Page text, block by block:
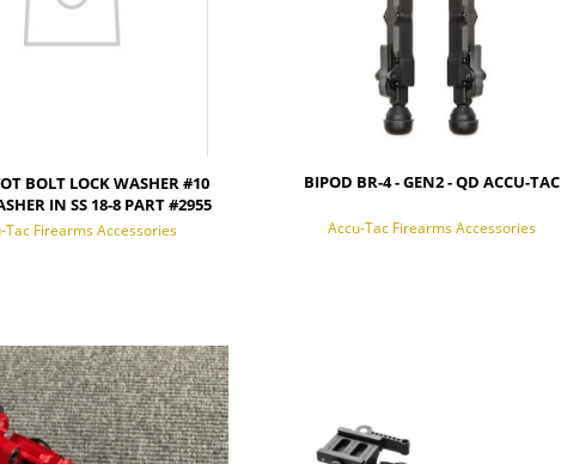
BOLT LOCK WASHER #10
IN SS 18-8 PART #2955
Tac Firearms Accessories
BIPOD BR-4 - GEN2 - QD ACCU-TAC
Accu-Tac Firearms Accessories